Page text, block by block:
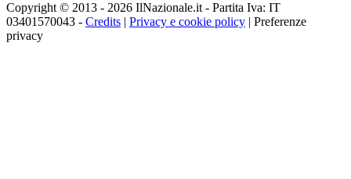
Copyright © 2013 - 2026 IlNazionale.it - Partita Iva: IT
03401570043 - Credits | Privacy e cookie policy | Preferenze
privacy